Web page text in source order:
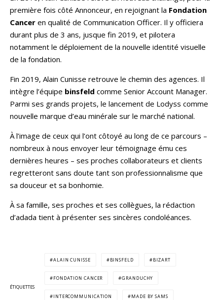
première fois côté Annonceur, en rejoignant la Fondation
Cancer en qualité de Communication Officer. Il y officiera
durant plus de 3 ans, jusque fin 2019, et pilotera
notamment le déploiement de la nouvelle identité visuelle
de la fondation.
Fin 2019, Alain Cunisse retrouve le chemin des agences. Il
intègre l’équipe binsfeld comme Senior Account Manager.
Parmi ses grands projets, le lancement de Lodyss comme
nouvelle marque d’eau minérale sur le marché national.
À l’image de ceux qui l’ont côtoyé au long de ce parcours –
nombreux à nous envoyer leur témoignage ému ces
dernières heures – ses proches collaborateurs et clients
regretteront sans doute tant son professionnalisme que
sa douceur et sa bonhomie.
À sa famille, ses proches et ses collègues, la rédaction
d’adada tient à présenter ses sincères condoléances.
ÉTIQUETTES
ALAIN CUNISSE BINSFELD BIZART
FONDATION CANCER GRANDUCHY
INTERCOMMUNICATION MADE BY SAMS